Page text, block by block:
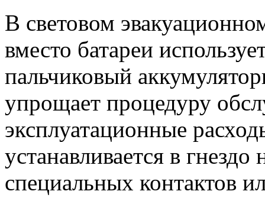
В световом
вместо батареи
пальчиковый
упрощает процедуру
эксплуатационные
устанавливается в
специальных контактов